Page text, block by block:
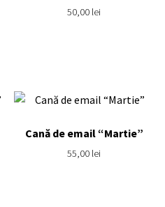
50,00 lei
Cană de email “Martie”
55,00 lei